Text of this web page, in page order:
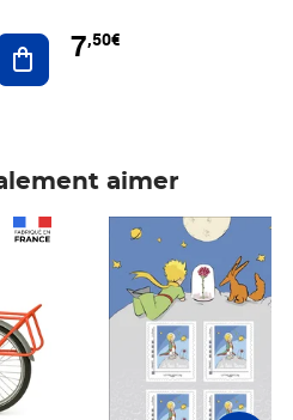
Ajouter au panier
7,50€
aimer
Prix 7,50€